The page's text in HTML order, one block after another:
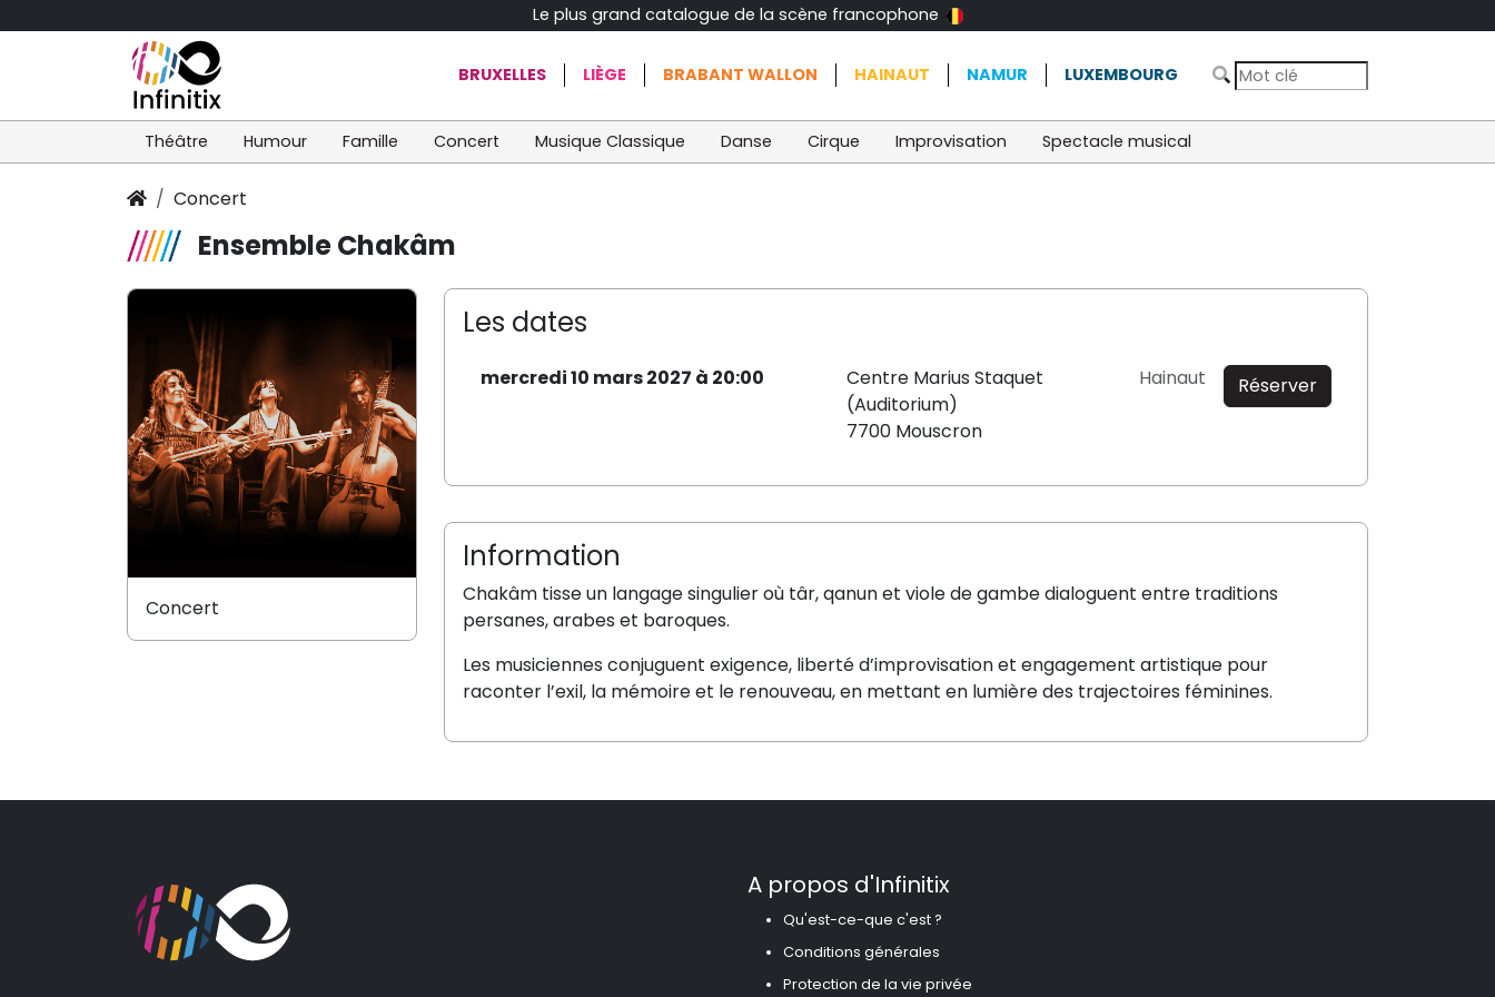
Le plus grand catalogue de la scène francophone
BRUXELLES LIÈGE BRABANT WALLON HAINAUT NAMUR LUXEMBOURG
Théâtre Humour Famille Concert Musique Classique Danse Cirque Improvisation Spectacle musical
Concert
Ensemble Chakâm
Les dates
mercredi 10 mars 2027 à 20:00
Centre Marius Staquet
(Auditorium)
7700 Mouscron
Hainaut Réserver
Information
Chakâm tisse un langage singulier où târ, qanun et viole de gambe dialoguent entre traditions
persanes, arabes et baroques.
Les musiciennes conjuguent exigence, liberté d’improvisation et engagement artistique pour
raconter l’exil, la mémoire et le renouveau, en mettant en lumière des trajectoires féminines.
Concert
A propos d'Infinitix
Qu'est-ce-que c'est ?
Conditions générales
Protection de la vie privée